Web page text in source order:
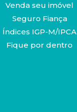
Venda seu imóvel
Seguro Fiança
Índices IGP-M/IPCA
Fique por dentro